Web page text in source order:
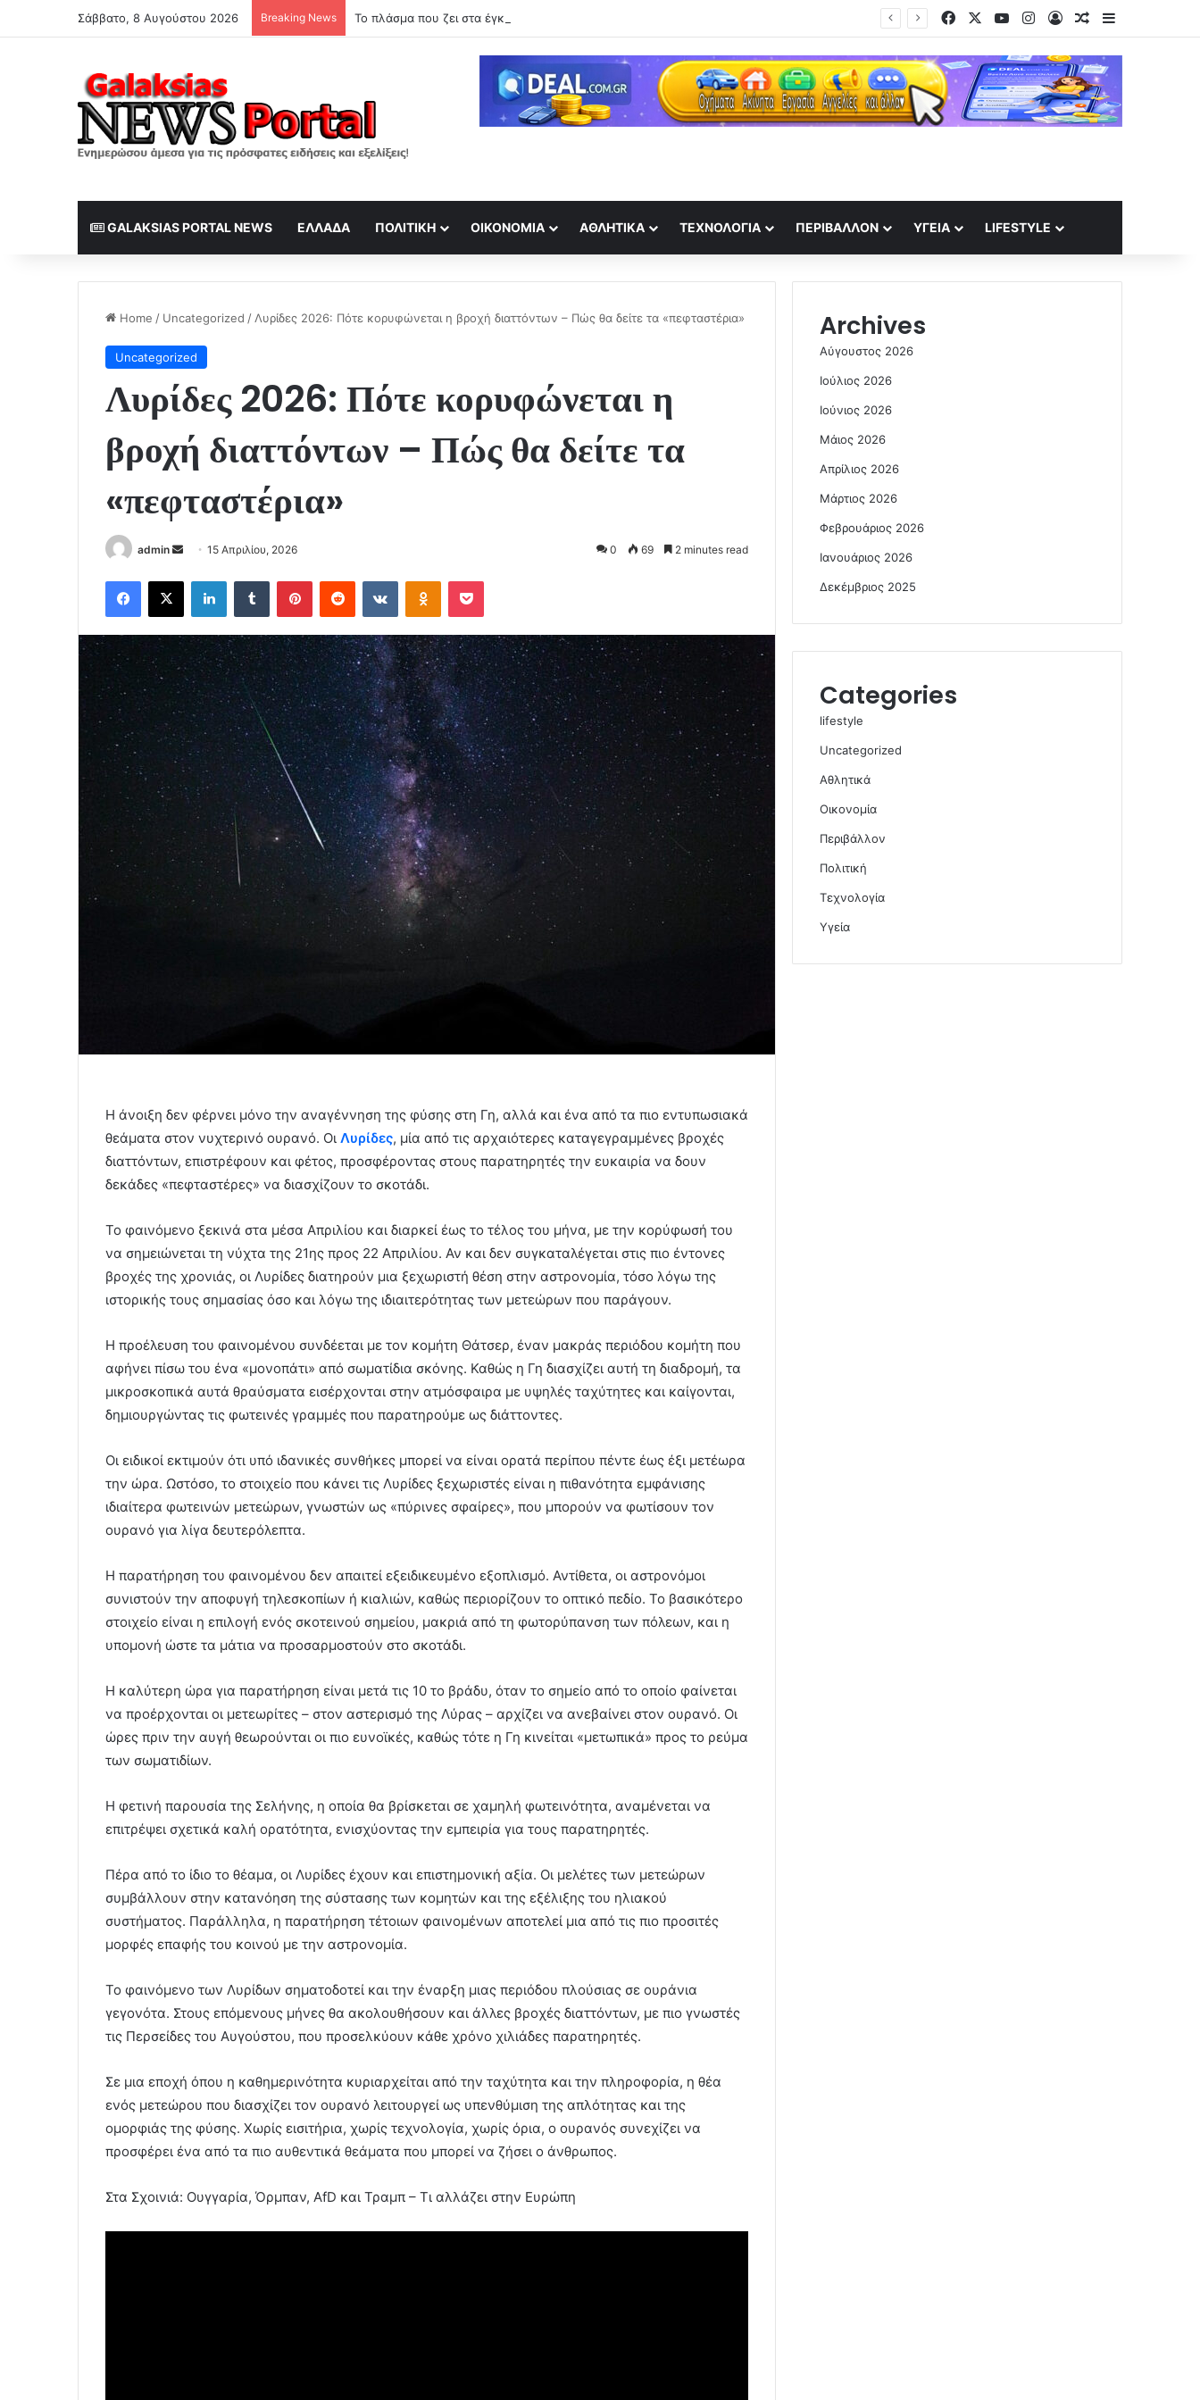
Σάββατο, 8 Αυγούστου 2026 Breaking News FacebookYouTubeInstagram
Log InRandom Article
Sidebar
GALAKSIAS PORTAL NEWS ΕΛΛΆΔΑ ΠΟΛΙΤΙΚΉ ΟΙΚΟΝΟΜΊΑ ΑΘΛΗΤΙΚΆ ΤΕΧΝΟΛΟΓΊΑ ΠΕΡΙΒΆΛΛΟΝ ΥΓΕΊΑ LIFESTYLE
Home / Uncategorized / Λυρίδες 2026: Πότε κορυφώνεται η βροχή διαττόντων – Πώς θα δείτε τα «πεφταστέρια»
Uncategorized
Λυρίδες 2026: Πότε κορυφώνεται η
βροχή διαττόντων – Πώς θα δείτε τα
«πεφταστέρια»
admin
Send
email
15 Απριλίου, 2026 0 69 2 minutes read
Facebook
X LinkedInTumblr PinterestReddit VKontakteOdnoklassniki
Pocket
Η άνοιξη δεν φέρνει μόνο την αναγέννηση της φύσης στη Γη, αλλά και ένα από τα πιο εντυπωσιακά
θεάματα στον νυχτερινό ουρανό. Οι Λυρίδες, μία από τις αρχαιότερες καταγεγραμμένες βροχές
διαττόντων, επιστρέφουν και φέτος, προσφέροντας στους παρατηρητές την ευκαιρία να δουν
δεκάδες «πεφταστέρες» να διασχίζουν το σκοτάδι.
Το φαινόμενο ξεκινά στα μέσα Απριλίου και διαρκεί έως το τέλος του μήνα, με την κορύφωσή του
να σημειώνεται τη νύχτα της 21ης προς 22 Απριλίου. Αν και δεν συγκαταλέγεται στις πιο έντονες
βροχές της χρονιάς, οι Λυρίδες διατηρούν μια ξεχωριστή θέση στην αστρονομία, τόσο λόγω της
ιστορικής τους σημασίας όσο και λόγω της ιδιαιτερότητας των μετεώρων που παράγουν.
Η προέλευση του φαινομένου συνδέεται με τον κομήτη Θάτσερ, έναν μακράς περιόδου κομήτη που
αφήνει πίσω του ένα «μονοπάτι» από σωματίδια σκόνης. Καθώς η Γη διασχίζει αυτή τη διαδρομή, τα
μικροσκοπικά αυτά θραύσματα εισέρχονται στην ατμόσφαιρα με υψηλές ταχύτητες και καίγονται,
δημιουργώντας τις φωτεινές γραμμές που παρατηρούμε ως διάττοντες.
Οι ειδικοί εκτιμούν ότι υπό ιδανικές συνθήκες μπορεί να είναι ορατά περίπου πέντε έως έξι μετέωρα
την ώρα. Ωστόσο, το στοιχείο που κάνει τις Λυρίδες ξεχωριστές είναι η πιθανότητα εμφάνισης
ιδιαίτερα φωτεινών μετεώρων, γνωστών ως «πύρινες σφαίρες», που μπορούν να φωτίσουν τον
ουρανό για λίγα δευτερόλεπτα.
Η παρατήρηση του φαινομένου δεν απαιτεί εξειδικευμένο εξοπλισμό. Αντίθετα, οι αστρονόμοι
συνιστούν την αποφυγή τηλεσκοπίων ή κιαλιών, καθώς περιορίζουν το οπτικό πεδίο. Το βασικότερο
στοιχείο είναι η επιλογή ενός σκοτεινού σημείου, μακριά από τη φωτορύπανση των πόλεων, και η
υπομονή ώστε τα μάτια να προσαρμοστούν στο σκοτάδι.
Η καλύτερη ώρα για παρατήρηση είναι μετά τις 10 το βράδυ, όταν το σημείο από το οποίο φαίνεται
να προέρχονται οι μετεωρίτες – στον αστερισμό της Λύρας – αρχίζει να ανεβαίνει στον ουρανό. Οι
ώρες πριν την αυγή θεωρούνται οι πιο ευνοϊκές, καθώς τότε η Γη κινείται «μετωπικά» προς το ρεύμα
των σωματιδίων.
Η φετινή παρουσία της Σελήνης, η οποία θα βρίσκεται σε χαμηλή φωτεινότητα, αναμένεται να
επιτρέψει σχετικά καλή ορατότητα, ενισχύοντας την εμπειρία για τους παρατηρητές.
Πέρα από το ίδιο το θέαμα, οι Λυρίδες έχουν και επιστημονική αξία. Οι μελέτες των μετεώρων
συμβάλλουν στην κατανόηση της σύστασης των κομητών και της εξέλιξης του ηλιακού
συστήματος. Παράλληλα, η παρατήρηση τέτοιων φαινομένων αποτελεί μια από τις πιο προσιτές
μορφές επαφής του κοινού με την αστρονομία.
Το φαινόμενο των Λυρίδων σηματοδοτεί και την έναρξη μιας περιόδου πλούσιας σε ουράνια
γεγονότα. Στους επόμενους μήνες θα ακολουθήσουν και άλλες βροχές διαττόντων, με πιο γνωστές
τις Περσείδες του Αυγούστου, που προσελκύουν κάθε χρόνο χιλιάδες παρατηρητές.
Σε μια εποχή όπου η καθημερινότητα κυριαρχείται από την ταχύτητα και την πληροφορία, η θέα
ενός μετεώρου που διασχίζει τον ουρανό λειτουργεί ως υπενθύμιση της απλότητας και της
ομορφιάς της φύσης. Χωρίς εισιτήρια, χωρίς τεχνολογία, χωρίς όρια, ο ουρανός συνεχίζει να
προσφέρει ένα από τα πιο αυθεντικά θεάματα που μπορεί να ζήσει ο άνθρωπος.
Στα Σχοινιά: Ουγγαρία, Όρμπαν, AfD και Τραμπ – Τι αλλάζει στην Ευρώπη
Archives
Αύγουστος 2026
Ιούλιος 2026
Ιούνιος 2026
Μάιος 2026
Απρίλιος 2026
Μάρτιος 2026
Φεβρουάριος 2026
Ιανουάριος 2026
Δεκέμβριος 2025
Categories
lifestyle
Uncategorized
Αθλητικά
Οικονομία
Περιβάλλον
Πολιτική
Τεχνολογία
Υγεία